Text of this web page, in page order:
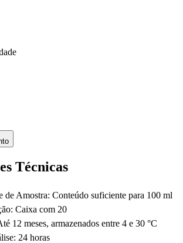
Técnicas
de Amostra: Conteúdo suficiente para 100 ml
Caixa com 20
12 meses, armazenados entre 4 e 30 °C
24 horas